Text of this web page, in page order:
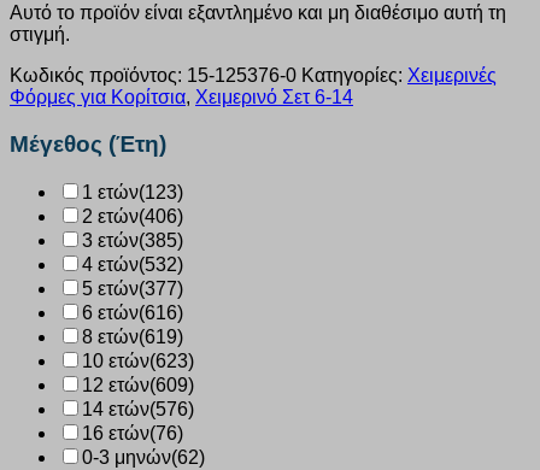
Αυτό το προϊόν είναι εξαντλημένο και μη διαθέσιμο αυτή τη
στιγμή.
Κωδικός προϊόντος: 15-125376-0 Κατηγορίες: Χειμερινές
Φόρμες για Κορίτσια, Χειμερινό Σετ 6-14
Μέγεθος (Έτη)
1 ετών(123)
2 ετών(406)
3 ετών(385)
4 ετών(532)
5 ετών(377)
6 ετών(616)
8 ετών(619)
10 ετών(623)
12 ετών(609)
14 ετών(576)
16 ετών(76)
0-3 μηνών(62)